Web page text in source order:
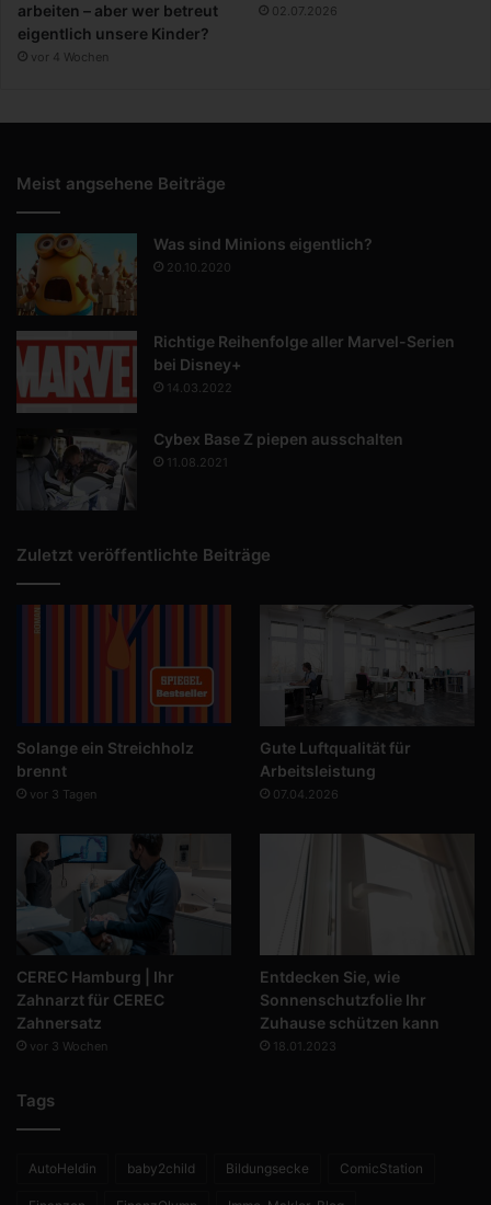
arbeiten – aber wer betreut
eigentlich unsere Kinder?
vor 4 Wochen
02.07.2026
Meist angsehene Beiträge
Was sind Minions eigentlich?
20.10.2020
Richtige Reihenfolge aller Marvel-Serien
bei Disney+
14.03.2022
Cybex Base Z piepen ausschalten
11.08.2021
Zuletzt veröffentlichte Beiträge
Solange ein Streichholz
brennt
vor 3 Tagen
Gute Luftqualität für
Arbeitsleistung
07.04.2026
CEREC Hamburg | Ihr
Zahnarzt für CEREC
Zahnersatz
vor 3 Wochen
Entdecken Sie, wie
Sonnenschutzfolie Ihr
Zuhause schützen kann
18.01.2023
Tags
AutoHeldin baby2child Bildungsecke ComicStation